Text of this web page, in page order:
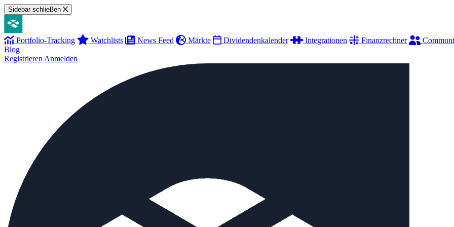
Sidebar schließen
Portfolio-Tracking Watchlists News Feed Märkte Dividendenkalender Integrationen Finanzrechner
Blog
Registrieren Anmelden